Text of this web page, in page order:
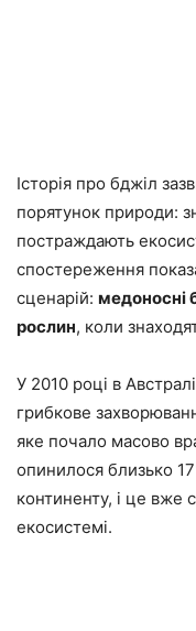
Історія про бджіл
порятунок природи:
постраждають
спостереження
сценарій: медоносні
рослин, коли
У 2010 році в
грибкове
яке почало масово
опинилося близько
континенту, і це вже
екосистемі.